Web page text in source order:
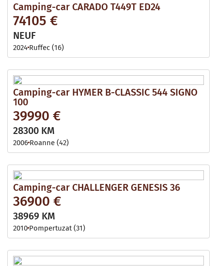
Camping-car CARADO T449T ED24
74105 €
NEUF
2024 Ruffec (16)
Camping-car HYMER B-CLASSIC 544 SIGNO
100
39990 €
28300 KM
2006 Roanne (42)
Camping-car CHALLENGER GENESIS 36
36900 €
38969 KM
2010 Pompertuzat (31)